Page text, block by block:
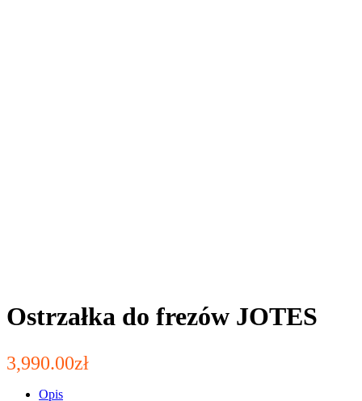
Ostrzałka do frezów JOTES
3,990.00zł
Opis